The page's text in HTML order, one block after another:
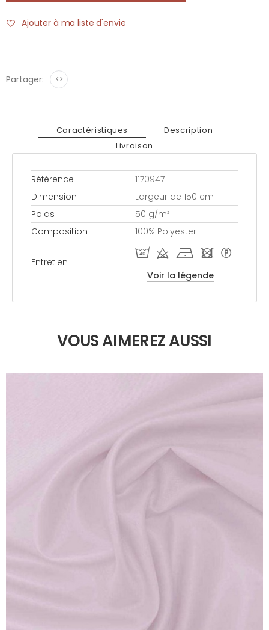
Ajouter à ma liste d'envie
Partager: <>
Caractéristiques
Description
Livraison
Référence
1170947
Dimension
Largeur de 150 cm
Poids
50 g/m²
Composition
100% Polyester
Entretien
I d h - *
Voir la légende
VOUS AIMEREZ AUSSI